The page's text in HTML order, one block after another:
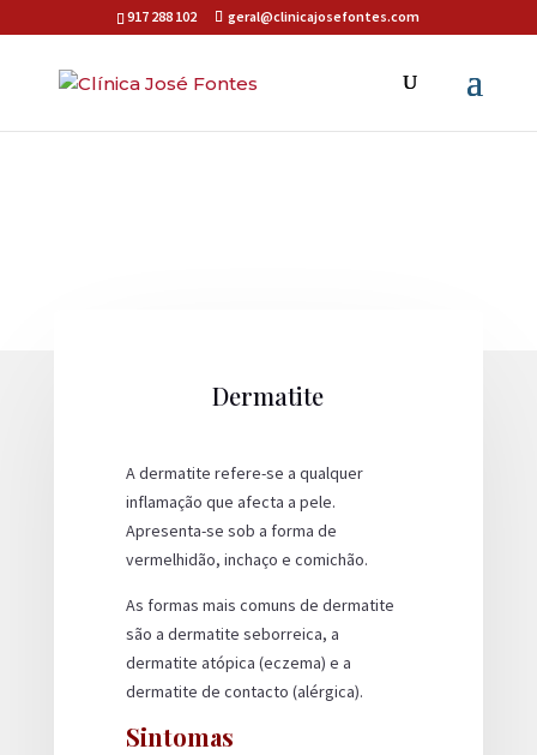
917 288 102 geral@clinicajosefontes.com
Dermatite
A dermatite refere-se a qualquer
inflamação que afecta a pele.
Apresenta-se sob a forma de
vermelhidão, inchaço e comichão.
As formas mais comuns de dermatite
são a dermatite seborreica, a
dermatite atópica (eczema) e a
dermatite de contacto (alérgica).
Sintomas